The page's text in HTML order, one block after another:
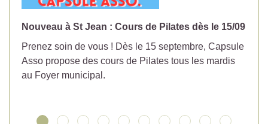
Nouveau à St Jean : Cours de Pilates dès le 15/09
Prenez soin de vous ! Dès le 15 septembre, Capsule
Asso propose des cours de Pilates tous les mardis
au Foyer municipal.